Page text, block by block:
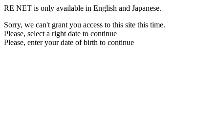
RE NET is only available in English and Japanese.
Sorry, we can't grant you access to this site this time.
Please, select a right date to continue
Please, enter your date of birth to continue